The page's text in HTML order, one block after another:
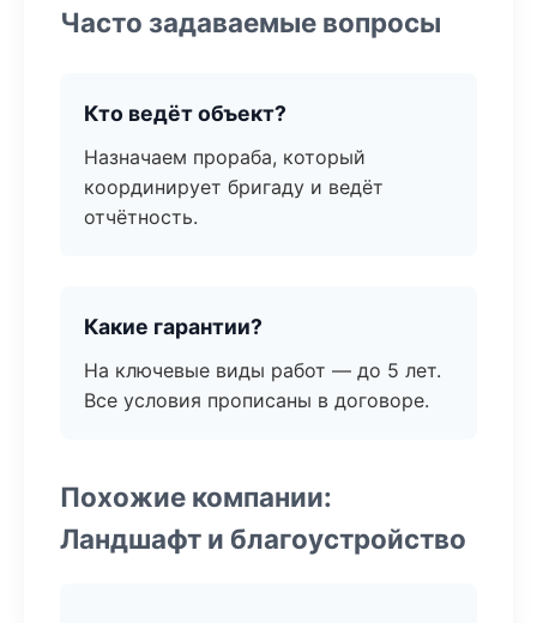
Часто задаваемые вопросы
Кто ведёт объект?
Назначаем прораба, который
координирует бригаду и ведёт
отчётность.
Какие гарантии?
На ключевые виды работ — до 5 лет.
Все условия прописаны в договоре.
Похожие компании:
Ландшафт и благоустройство